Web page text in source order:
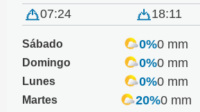
07:24 18:11
Sábado 0%0 mm
Domingo
0%0 mm
Lunes
0%0 mm
Martes
20%0 mm